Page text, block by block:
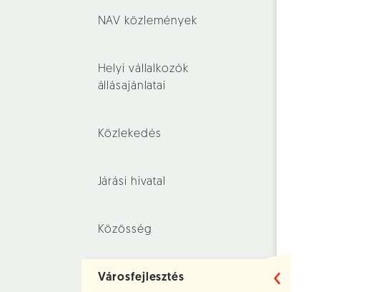
NAV közlemények
Helyi vállalkozók
állásajánlatai
Közlekedés
Járási hivatal
Közösség
Városfejlesztés